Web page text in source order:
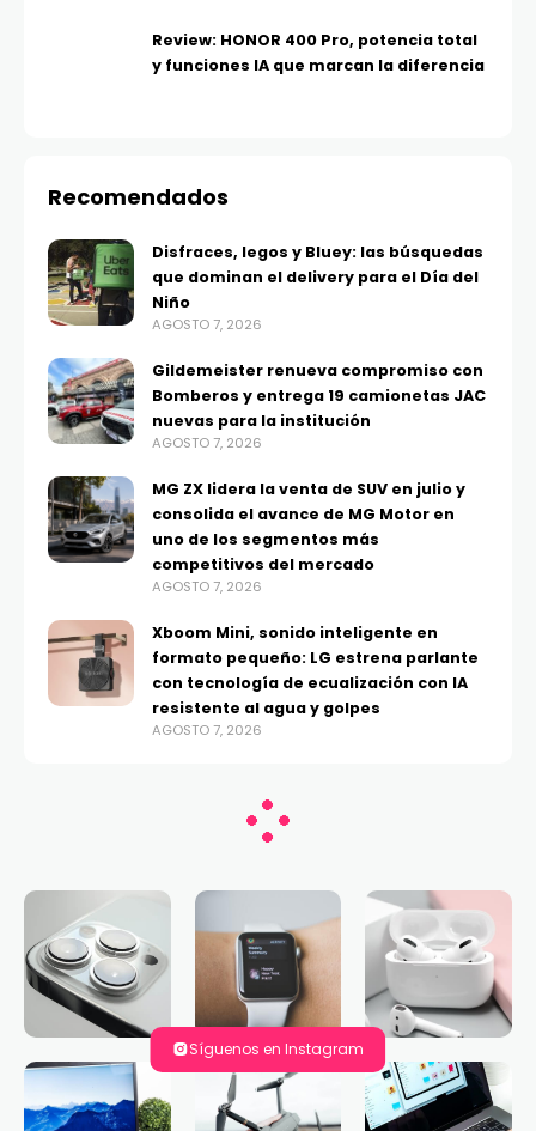
Review: HONOR 400 Pro, potencia total
y funciones IA que marcan la diferencia
Recomendados
Disfraces, legos y Bluey: las búsquedas
que dominan el delivery para el Día del
Niño
AGOSTO 7, 2026
Gildemeister renueva compromiso con
Bomberos y entrega 19 camionetas JAC
nuevas para la institución
AGOSTO 7, 2026
MG ZX lidera la venta de SUV en julio y
consolida el avance de MG Motor en
uno de los segmentos más
competitivos del mercado
AGOSTO 7, 2026
Xboom Mini, sonido inteligente en
formato pequeño: LG estrena parlante
con tecnología de ecualización con IA
resistente al agua y golpes
AGOSTO 7, 2026
Síguenos en Instagram